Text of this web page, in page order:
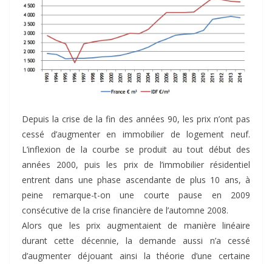
Depuis la crise de la fin des années 90, les prix n’ont pas
cessé d’augmenter en immobilier de logement neuf.
L’inflexion de la courbe se produit au tout début des
années 2000, puis les prix de l’immobilier résidentiel
entrent dans une phase ascendante de plus 10 ans, à
peine remarque-t-on une courte pause en 2009
consécutive de la crise financière de l’automne 2008.
Alors que les prix augmentaient de manière linéaire
durant cette décennie, la demande aussi n’a cessé
d’augmenter déjouant ainsi la théorie d’une certaine